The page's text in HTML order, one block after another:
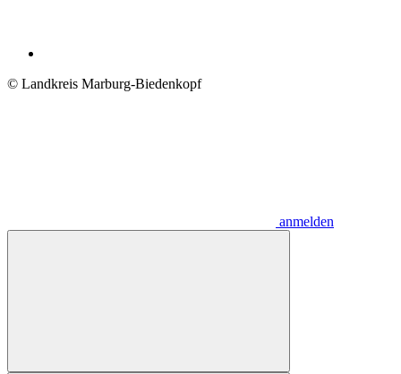
© Landkreis Marburg-Biedenkopf
anmelden